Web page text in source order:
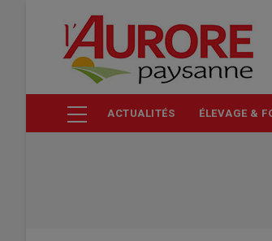
contenu
ACTUALITÉS ÉLEVAGE &